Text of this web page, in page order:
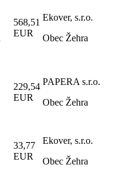
568,51
EUR
Ekover, s.r.o.
Obec Žehra
229,54
EUR
PAPERA s.r.o.
Obec Žehra
33,77
EUR
Ekover, s.r.o.
Obec Žehra